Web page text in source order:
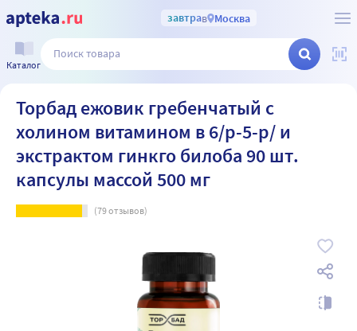
завтрав Москва
Каталог
Торбад ежовик гребенчатый с
холином витамином в 6/р-5-р/ и
экстрактом гинкго билоба 90 шт.
капсулы массой 500 мг
(79отзывов)